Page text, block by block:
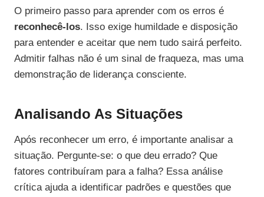
O primeiro passo para aprender com os erros é
reconhecê-los. Isso exige humildade e disposição
para entender e aceitar que nem tudo sairá perfeito.
Admitir falhas não é um sinal de fraqueza, mas uma
demonstração de liderança consciente.
Analisando As Situações
Após reconhecer um erro, é importante analisar a
situação. Pergunte-se: o que deu errado? Que
fatores contribuíram para a falha? Essa análise
crítica ajuda a identificar padrões e questões que